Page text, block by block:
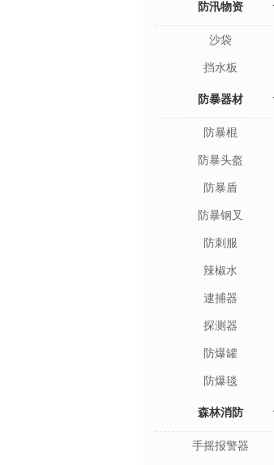
防汛物资
沙袋
挡水板
防暴器材
防暴棍
防暴头盔
防暴盾
防暴钢叉
防刺服
辣椒水
逮捕器
探测器
防爆罐
防爆毯
森林消防
手摇报警器